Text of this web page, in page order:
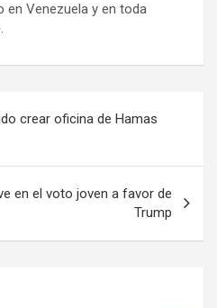
en Venezuela y en toda
crear oficina de Hamas
en el voto joven a favor de
Trump